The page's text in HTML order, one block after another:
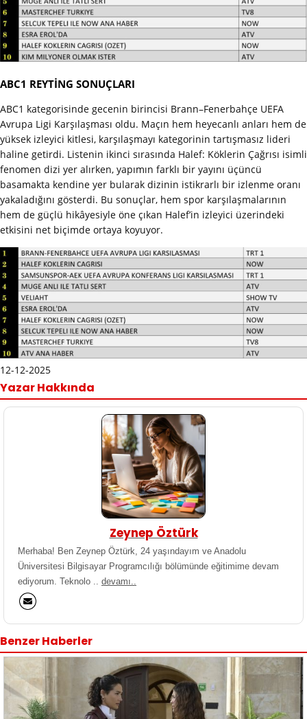
ABC1 REYTİNG SONUÇLARI
ABC1 kategorisinde gecenin birincisi Brann–Fenerbahçe UEFA
Avrupa Ligi Karşılaşması oldu. Maçın hem heyecanlı anları hem de
yüksek izleyici kitlesi, karşılaşmayı kategorinin tartışmasız lideri
haline getirdi. Listenin ikinci sırasında Halef: Köklerin Çağrısı isimli
fenomen dizi yer alırken, yapımın farklı bir yayını üçüncü
basamakta kendine yer bularak dizinin istikrarlı bir izlenme oranı
yakaladığını gösterdi. Bu sonuçlar, hem spor karşılaşmalarının
hem de güçlü hikâyesiyle öne çıkan Halef’in izleyici üzerindeki
etkisini net biçimde ortaya koyuyor.
12-12-2025
Yazar Hakkında
Zeynep Öztürk
Merhaba! Ben Zeynep Öztürk, 24 yaşındayım ve Anadolu
Üniversitesi Bilgisayar Programcılığı bölümünde eğitimime devam
ediyorum. Teknolo .. devamı..
Benzer Haberler